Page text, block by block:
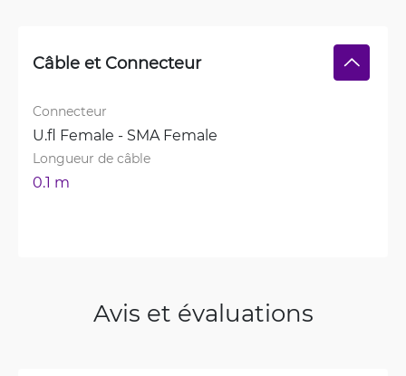
Câble et Connecteur
Connecteur
U.fl Female - SMA Female
Longueur de câble
0.1 m
Avis et évaluations